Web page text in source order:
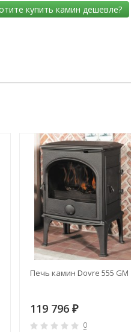
Печь камин Dovre 555 GM
119 796 ₽
0